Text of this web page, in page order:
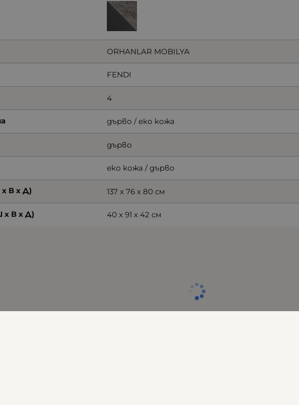
ORHANLAR MOBILYA
FENDI
4
дърво / еко кожа
дърво
еко кожа / дърво
В х Д) 137 х 76 х 80 см
х В х Д) 40 х 91 х 42 см